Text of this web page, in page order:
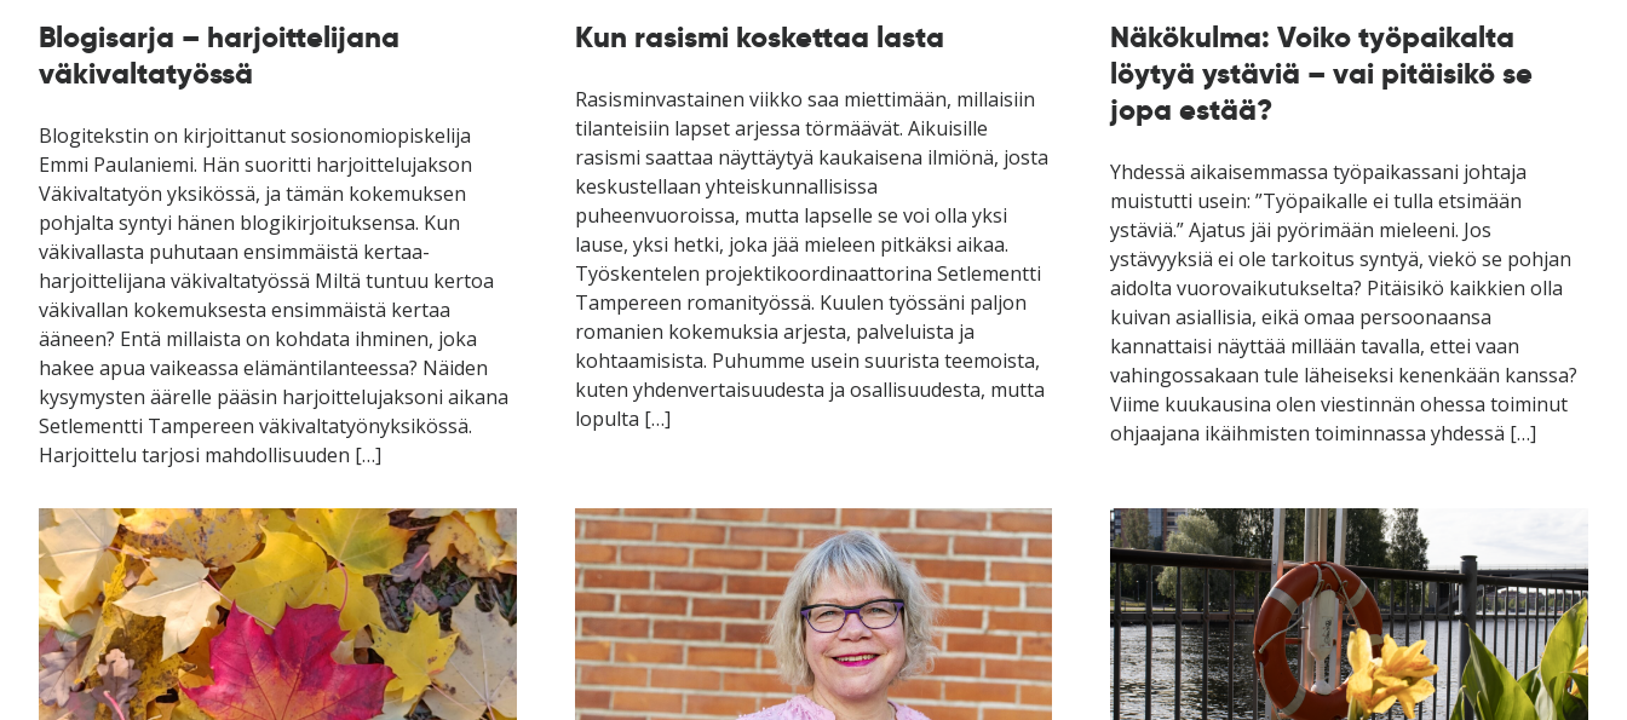
Blogisarja – harjoittelijana
väkivaltatyössä
Blogitekstin on kirjoittanut sosionomiopiskelija
Emmi Paulaniemi. Hän suoritti harjoittelujakson
Väkivaltatyön yksikössä, ja tämän kokemuksen
pohjalta syntyi hänen blogikirjoituksensa. Kun
väkivallasta puhutaan ensimmäistä kertaa-
harjoittelijana väkivaltatyössä Miltä tuntuu kertoa
väkivallan kokemuksesta ensimmäistä kertaa
ääneen? Entä millaista on kohdata ihminen, joka
hakee apua vaikeassa elämäntilanteessa? Näiden
kysymysten äärelle pääsin harjoittelujaksoni aikana
Setlementti Tampereen väkivaltatyönyksikössä.
Harjoittelu tarjosi mahdollisuuden […]
Kun rasismi koskettaa lasta
Rasisminvastainen viikko saa miettimään, millaisiin
tilanteisiin lapset arjessa törmäävät. Aikuisille
rasismi saattaa näyttäytyä kaukaisena ilmiönä, josta
keskustellaan yhteiskunnallisissa
puheenvuoroissa, mutta lapselle se voi olla yksi
lause, yksi hetki, joka jää mieleen pitkäksi aikaa.
Työskentelen projektikoordinaattorina Setlementti
Tampereen romanityössä. Kuulen työssäni paljon
romanien kokemuksia arjesta, palveluista ja
kohtaamisista. Puhumme usein suurista teemoista,
kuten yhdenvertaisuudesta ja osallisuudesta, mutta
lopulta […]
Näkökulma: Voiko työpaikalta
löytyä ystäviä – vai pitäisikö se
jopa estää?
Yhdessä aikaisemmassa työpaikassani johtaja
muistutti usein: ”Työpaikalle ei tulla etsimään
ystäviä.” Ajatus jäi pyörimään mieleeni. Jos
ystävyyksiä ei ole tarkoitus syntyä, viekö se pohjan
aidolta vuorovaikutukselta? Pitäisikö kaikkien olla
kuivan asiallisia, eikä omaa persoonaansa
kannattaisi näyttää millään tavalla, ettei vaan
vahingossakaan tule läheiseksi kenenkään kanssa?
Viime kuukausina olen viestinnän ohessa toiminut
ohjaajana ikäihmisten toiminnassa yhdessä […]